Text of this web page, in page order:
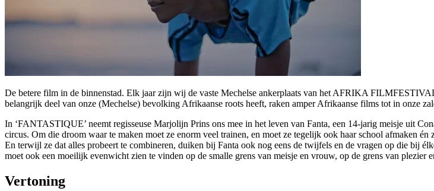
De betere film in de binnenstad. Elk jaar zijn wij de vaste Mechelse ankerplaats van het AFRIKA
belangrijk deel van onze (Mechelse) bevolking Afrikaanse roots heeft, raken amper Afrikaanse films tot in onze
In ‘FANTASTIQUE’ neemt regisseuse Marjolijn Prins ons mee in het leven van Fanta, een 14-jarig meisje uit
circus. Om die droom waar te maken moet ze enorm veel trainen, en moet ze tegelijk ook haar school afmaken én
En terwijl ze dat alles probeert te combineren, duiken bij Fanta ook nog eens de twijfels en de vragen op die bij
moet ook een moeilijk evenwicht zien te vinden op de smalle grens van meisje en vrouw, op de grens van
Vertoning